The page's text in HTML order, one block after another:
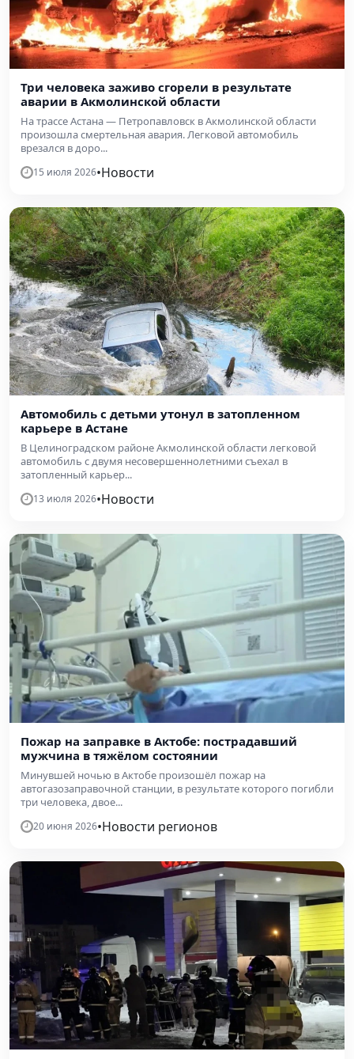
Три человека заживо сгорели в результате
аварии в Акмолинской области
На трассе Астана — Петропавловск в Акмолинской области
произошла смертельная авария. Легковой автомобиль
врезался в доро...
15 июля 2026•Новости
Автомобиль с детьми утонул в затопленном
карьере в Астане
В Целиноградском районе Акмолинской области легковой
автомобиль с двумя несовершеннолетними съехал в
затопленный карьер...
13 июля 2026•Новости
Пожар на заправке в Актобе: пострадавший
мужчина в тяжёлом состоянии
Минувшей ночью в Актобе произошёл пожар на
автогазозаправочной станции, в результате которого погибли
три человека, двое...
20 июня 2026•Новости регионов